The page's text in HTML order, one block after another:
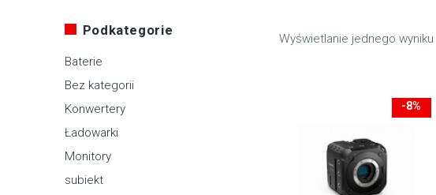
Podkategorie
Baterie
Bez kategorii
Konwertery
Ładowarki
Monitory
subiekt
Wyświetlanie jednego wyniku
-8%